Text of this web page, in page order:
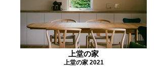
上堂の家
上堂の家 2021